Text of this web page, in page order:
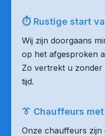
⏱ Rustige start
Wij zijn doorgaans
op het afgesproken
Zo vertrekt u zonder
tijd.
👔 Chauffeurs
Onze chauffeurs zijn